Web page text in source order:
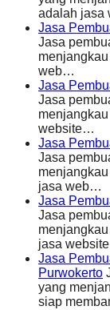
adalah jasa
Jasa
Jasa
web…
Jasa
Jasa
website…
Jasa
Jasa
jasa web…
Jasa
Jasa
jasa
Jasa
Purwokerto
yang
siap